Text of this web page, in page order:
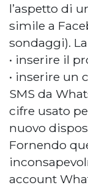
l’aspetto di
simile a
sondaggi).
• inserire il
• inserire un
SMS da
cifre usato
nuovo
Fornendo
account